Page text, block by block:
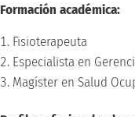
Formación académica:
Fisioterapeuta
Especialista en
Magíster en Salud